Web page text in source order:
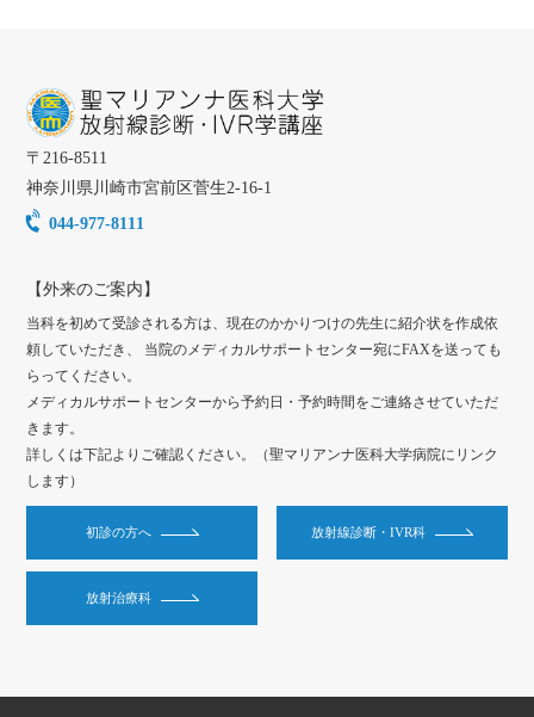
〒 216-8511
神奈川県 川崎市宮前区菅生2-16-1
044-977-8111
【外来のご案内】
当科を初めて受診される方は、現在のかかりつけの先生に紹介状を作成依
頼していただき、 当院のメディカルサポートセンター宛にFAXを送っても
らってください。
メディカルサポートセンターから予約日・予約時間をご連絡させていただ
きます。
詳しくは下記よりご確認ください。（聖マリアンナ医科大学病院にリンク
します）
初診の方へ 放射線診断・IVR科
放射治療科